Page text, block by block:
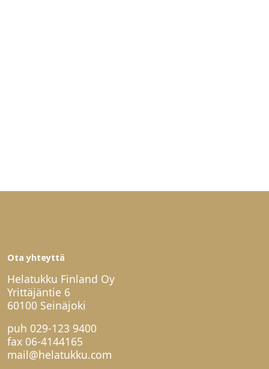
Ota yhteyttä
Helatukku Finland Oy
Yrittäjäntie 6
60100 Seinäjoki
puh 029-123 9400
fax 06-4144165
mail@helatukku.com